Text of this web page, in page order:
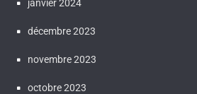
janvier 2024
décembre 2023
novembre 2023
octobre 2023